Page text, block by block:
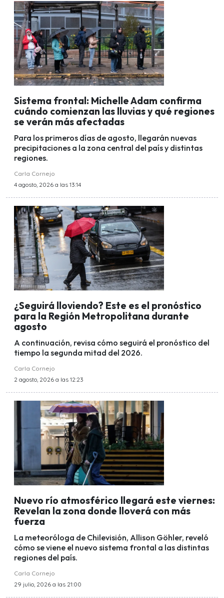
Sistema frontal: Michelle Adam confirma
cuándo comienzan las lluvias y qué regiones
se verán más afectadas
Para los primeros días de agosto, llegarán nuevas
precipitaciones a la zona central del país y distintas
regiones.
Carla Cornejo
4 agosto, 2026 a las 13:14
¿Seguirá lloviendo? Este es el pronóstico
para la Región Metropolitana durante
agosto
A continuación, revisa cómo seguirá el pronóstico del
tiempo la segunda mitad del 2026.
Carla Cornejo
2 agosto, 2026 a las 12:23
Nuevo río atmosférico llegará este viernes:
Revelan la zona donde lloverá con más
fuerza
La meteoróloga de Chilevisión, Allison Göhler, reveló
cómo se viene el nuevo sistema frontal a las distintas
regiones del país.
Carla Cornejo
29 julio, 2026 a las 21:00